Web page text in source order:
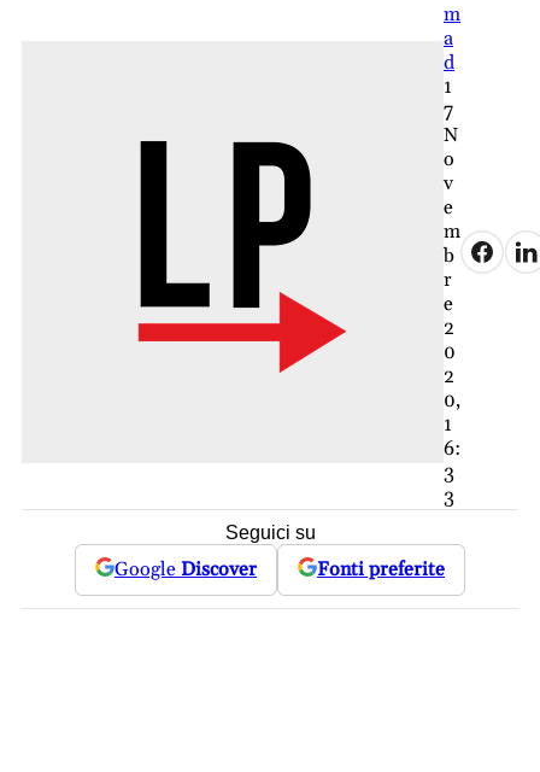
m
a
d
1
7
N
o
v
e
m
b
r
e
2
0
2
0,
1
6:
3
3
Seguici su
Google Discover Fonti preferite